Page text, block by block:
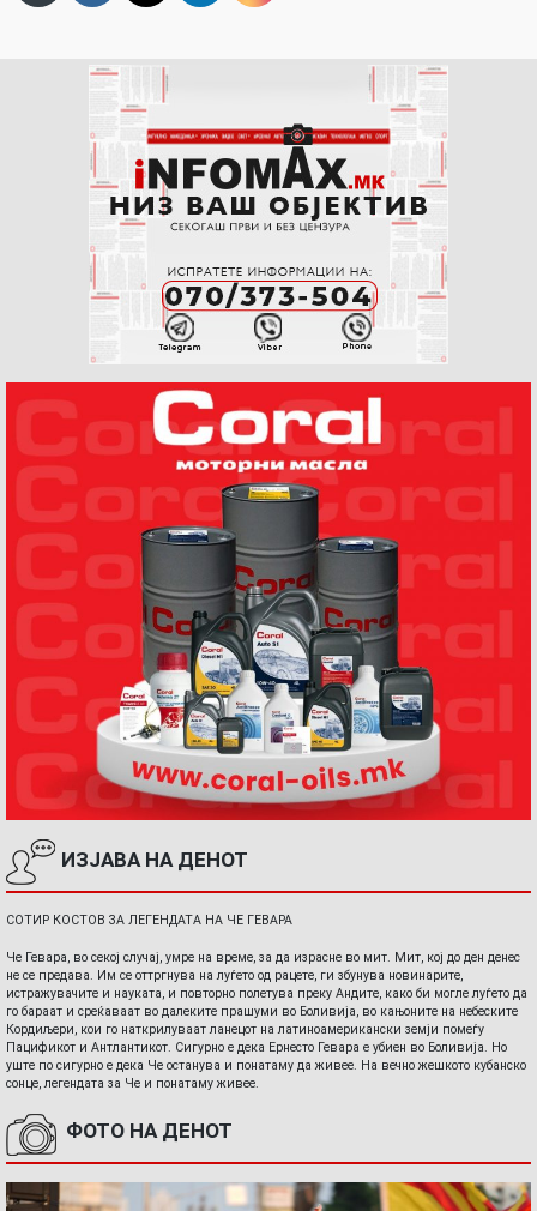
ИЗЈАВА НА ДЕНОТ
СОТИР КОСТОВ ЗА ЛЕГЕНДАТА НА ЧЕ ГЕВАРА
Че Гевара, во секој случај, умре на време, за да израсне во мит. Мит, кој до ден денес
не се предава. Им се оттргнува на луѓето од рацете, ги збунува новинарите,
истражувачите и науката, и повторно полетува преку Андите, како би могле луѓето да
го бараат и среќаваат во далеките прашуми во Боливија, во кањоните на небеските
Кордиљери, кои го наткрилуваат ланецот на латиноамерикански земји помеѓу
Пацификот и Антлантикот. Сигурно е дека Ернесто Гевара е убиен во Боливија. Но
уште по сигурно е дека Че останува и понатаму да живее. На вечно жешкото кубанско
сонце, легендата за Че и понатаму живее.
ФОТО НА ДЕНОТ